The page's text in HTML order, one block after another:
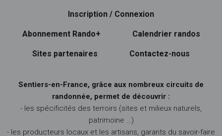
Inscription / Connexion
Abonnement Rando+ Calendrier randos
Sites partenaires Contactez-nous
Sentiers-en-France, grâce aux nombreux circuits de
randonnée, permet de découvrir :
- les spécificités des terroirs (sites et milieux naturels,
patrimoine …)
- les producteurs locaux et les artisans, garants du savoir-faire